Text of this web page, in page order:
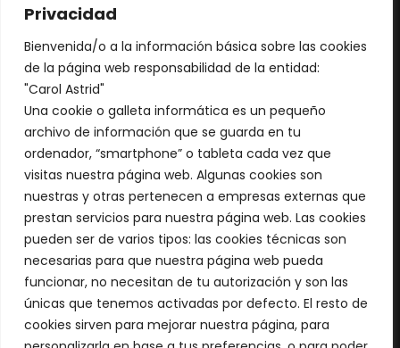
Privacidad
Bienvenida/o a la información básica sobre las cookies
de la página web responsabilidad de la entidad:
"Carol Astrid"
Una cookie o galleta informática es un pequeño
archivo de información que se guarda en tu
ordenador, “smartphone” o tableta cada vez que
visitas nuestra página web. Algunas cookies son
nuestras y otras pertenecen a empresas externas que
prestan servicios para nuestra página web. Las cookies
pueden ser de varios tipos: las cookies técnicas son
necesarias para que nuestra página web pueda
funcionar, no necesitan de tu autorización y son las
únicas que tenemos activadas por defecto. El resto de
cookies sirven para mejorar nuestra página, para
uso común:
– Google Chrome.
– Mozilla Firefox.
– Internet Explorer.
– Safari.
– Safari para IOS (iPhone y iPad).
– Google Chrome para Android.
– Google Chrome para Iphone y Ipad.